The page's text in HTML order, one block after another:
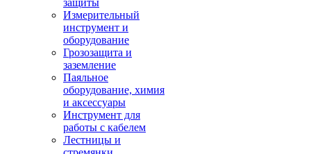
защиты
Измерительный
инструмент и
оборудование
Грозозащита и
заземление
Паяльное
оборудование, химия
и аксессуары
Инструмент для
работы с кабелем
Лестницы и